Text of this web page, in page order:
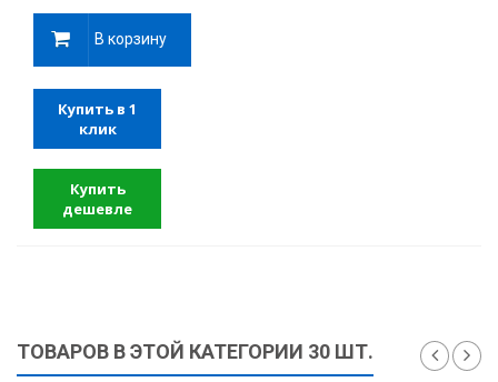
В корзину
Купить в 1
клик
Купить
дешевле
ТОВАРОВ В ЭТОЙ КАТЕГОРИИ 30 ШТ.